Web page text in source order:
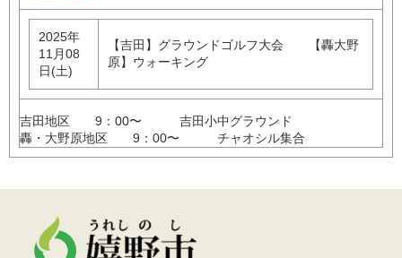
2025年
11月08
日(土)
【吉田】グラウンドゴルフ大会 【轟大野
原】ウォーキング
吉田地区 9：00〜 吉田小中グラウンド
轟・大野原地区 9：00〜 チャオシル集合